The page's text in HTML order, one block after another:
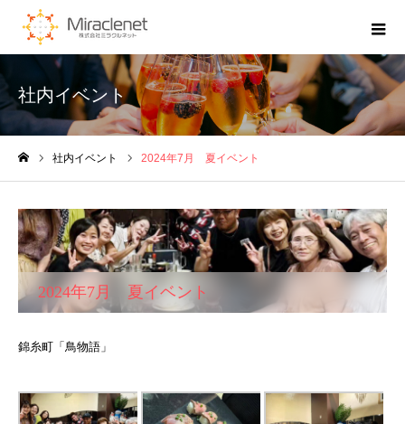
社内イベント
社内イベント 2024年7月 夏イベント
2024年7月 夏イベント
錦糸町「鳥物語」